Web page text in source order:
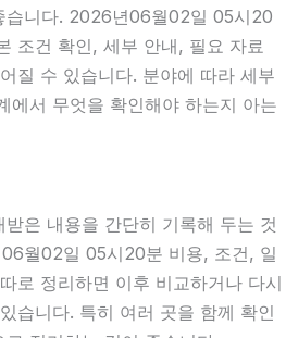
습니다. 2026년06월02일 05시20
조건 확인, 세부 안내, 필요 자료
질 수 있습니다. 분야에 따라 세부
에서 무엇을 확인해야 하는지 아는
은 내용을 간단히 기록해 두는 것
월02일 05시20분 비용, 조건, 일
로 정리하면 이후 비교하거나 다시
습니다. 특히 여러 곳을 함께 확인